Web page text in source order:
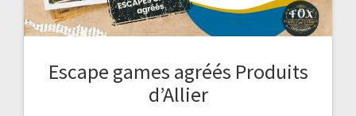
Escape games agréés Produits
d’Allier